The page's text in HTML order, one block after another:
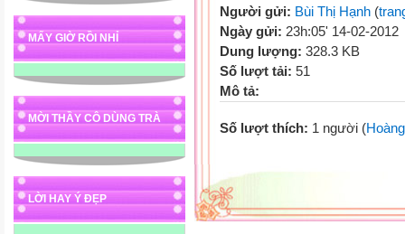
MẤY GIỜ RỒI NHỈ
MỜI THẦY CÔ DÙNG TRÀ
LỜI HAY Ý ĐẸP
Người gửi: Bùi Thị Hạnh (
Ngày gửi: 23h:05' 14-02-2012
Dung lượng: 328.3 KB
Số lượt tải: 51
Mô tả:
Số lượt thích: 1 người (